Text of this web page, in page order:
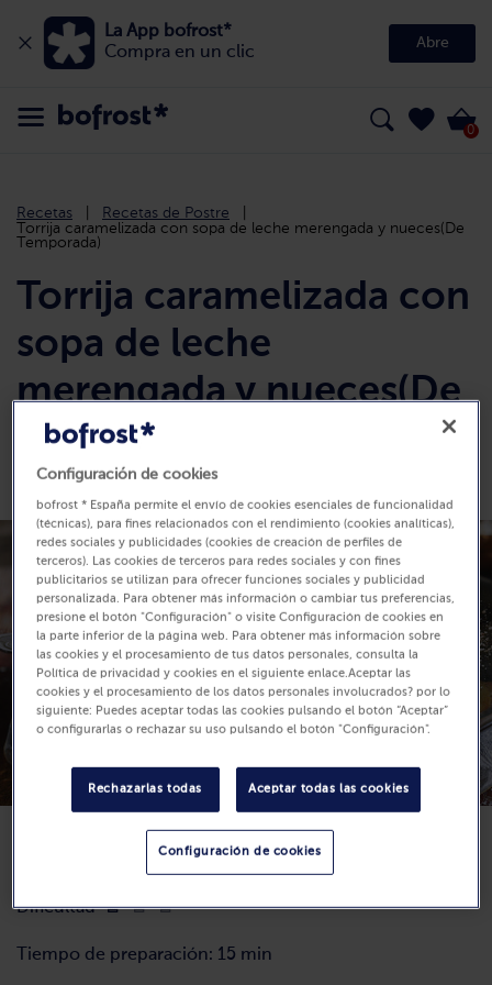
La App bofrost*
Compra en un clic
Abre
0
Recetas
Recetas de Postre
Torrija caramelizada con sopa de leche merengada y nueces(De
Temporada)
Torrija caramelizada con
sopa de leche
merengada y nueces(De
Temporada)
Descripción de la receta
Dificultad
Tiempo de preparación: 15 min
Configuración de cookies
bofrost * España permite el envío de cookies esenciales de funcionalidad
(técnicas), para fines relacionados con el rendimiento (cookies analíticas),
redes sociales y publicidades (cookies de creación de perfiles de
terceros). Las cookies de terceros para redes sociales y con fines
publicitarios se utilizan para ofrecer funciones sociales y publicidad
personalizada. Para obtener más información o cambiar tus preferencias,
presione el botón "Configuración" o visite Configuración de cookies en
la parte inferior de la página web. Para obtener más información sobre
las cookies y el procesamiento de tus datos personales, consulta la
Política de privacidad y cookies en el siguiente enlace.Aceptar las
cookies y el procesamiento de los datos personales involucrados? por lo
siguiente: Puedes aceptar todas las cookies pulsando el botón “Aceptar”
o configurarlas o rechazar su uso pulsando el botón "Configuración".
Rechazarlas todas Aceptar todas las cookies
Configuración de cookies